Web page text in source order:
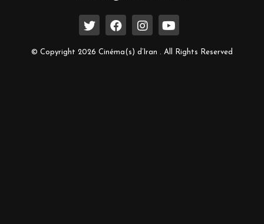
© Copyright 2026 Cinéma(s) d’Iran . All Rights Reserved